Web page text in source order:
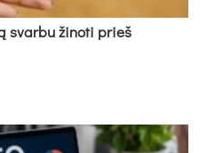
svarbu žinoti prieš